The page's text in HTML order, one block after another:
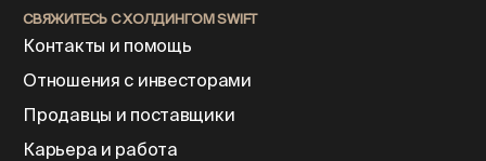
СВЯЖИТЕСЬ С ХОЛДИНГОМ SWIFT
Контакты и помощь
Отношения с инвесторами
Продавцы и поставщики
Карьера и работа